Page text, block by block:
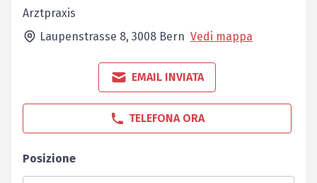
Arztpraxis
Laupenstrasse 8, 3008 Bern Vedi mappa
EMAIL INVIATA
TELEFONA ORA
Posizione